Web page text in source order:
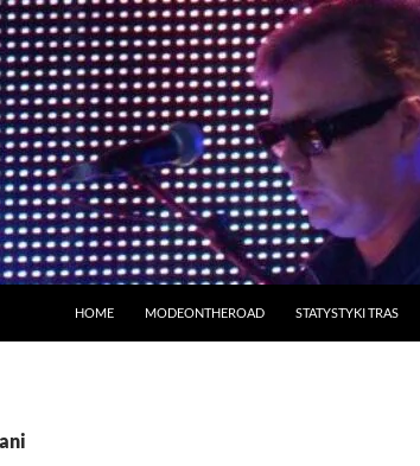
HOME MODEONTHEROAD STATYSTYKI TRAS